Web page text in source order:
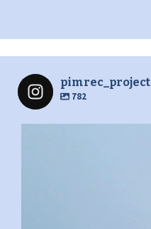
pimrec_project
782